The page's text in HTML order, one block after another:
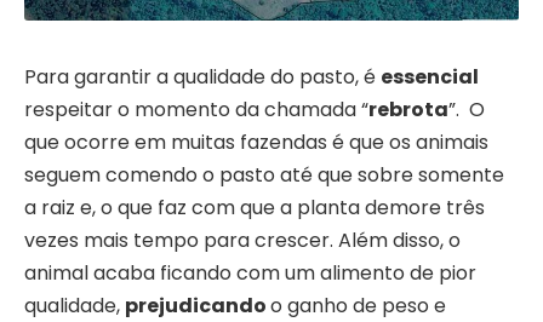
Para garantir a qualidade do pasto, é essencial
respeitar o momento da chamada “rebrota”. O
que ocorre em muitas fazendas é que os animais
seguem comendo o pasto até que sobre somente
a raiz e, o que faz com que a planta demore três
vezes mais tempo para crescer. Além disso, o
animal acaba ficando com um alimento de pior
qualidade, prejudicandoo ganho de peso e